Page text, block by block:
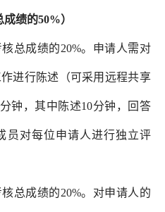
绩的50%）
总成绩的20%。申请人需对
进行陈述（可采用远程共享
钟，其中陈述10分钟，回答
员对每位申请人进行独立评
总成绩的20%。对申请人的